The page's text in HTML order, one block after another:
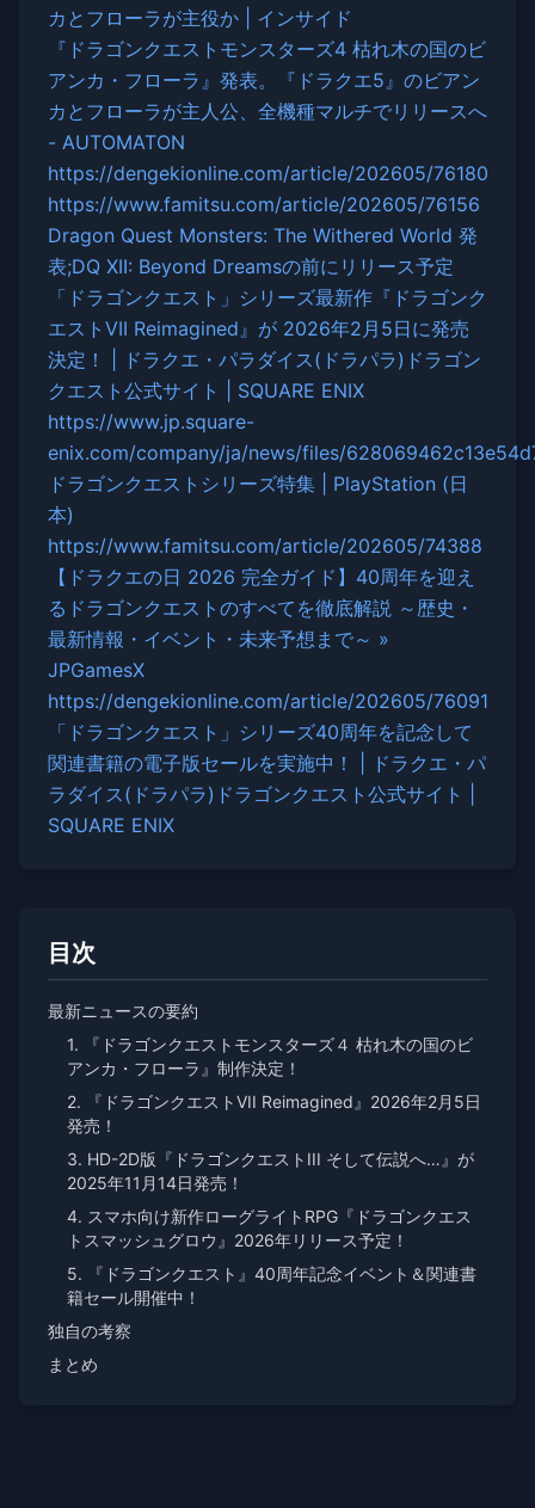
カとフローラが主役か | インサイド
『ドラゴンクエストモンスターズ4 枯れ木の国のビ
アンカ・フローラ』発表。『ドラクエ5』のビアン
カとフローラが主人公、全機種マルチでリリースへ
- AUTOMATON
https://dengekionline.com/article/202605/76180
https://www.famitsu.com/article/202605/76156
Dragon Quest Monsters: The Withered World 発
表;DQ XII: Beyond Dreamsの前にリリース予定
「ドラゴンクエスト」シリーズ最新作『ドラゴンク
エストVII Reimagined』が 2026年2月5日に発売
決定！ | ドラクエ・パラダイス(ドラパラ)ドラゴン
クエスト公式サイト | SQUARE ENIX
https://www.jp.square-
enix.com/company/ja/news/files/
ドラゴンクエストシリーズ特集 | PlayStation (日
本)
https://www.famitsu.com/article/202605/74388
【ドラクエの日 2026 完全ガイド】40周年を迎え
るドラゴンクエストのすべてを徹底解説 ～歴史・
最新情報・イベント・未来予想まで～ »
JPGamesX
https://dengekionline.com/article/202605/76091
「ドラゴンクエスト」シリーズ40周年を記念して
関連書籍の電子版セールを実施中！ | ドラクエ・パ
ラダイス(ドラパラ)ドラゴンクエスト公式サイト |
SQUARE ENIX
目次
最新ニュースの要約
1. 『ドラゴンクエストモンスターズ４ 枯れ木の国のビ
アンカ・フローラ』制作決定！
2. 『ドラゴンクエストVII Reimagined』2026年2月5日
発売！
3. HD-2D版『ドラゴンクエストIII そして伝説へ…』が
2025年11月14日発売！
4. スマホ向け新作ローグライトRPG『ドラゴンクエス
トスマッシュグロウ』2026年リリース予定！
5. 『ドラゴンクエスト』40周年記念イベント＆関連書
籍セール開催中！
独自の考察
まとめ